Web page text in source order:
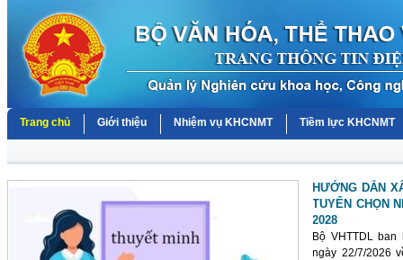
Trang chủ Giới thiệu Nhiệm vụ KHCNMT Tiềm lực KHCNMT
HƯỚNG DẪN
TUYỂN CHỌN
2028
Bộ VHTTDL ban
ngày 22/7/2026